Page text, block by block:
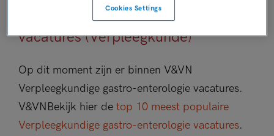
Verpleegkundige gastro-enterologie
vacatures (Verpleegkunde)
Op dit moment zijn er binnen V&VN
Verpleegkundige gastro-enterologie vacatures.
V&VN Bekijk hier de top 10 meest populaire
Verpleegkundige gastro-enterologie vacatures.
Cookies Settings